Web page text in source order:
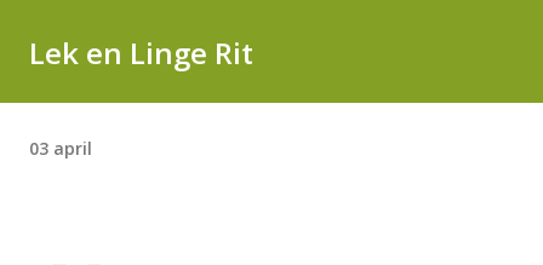
Lek en Linge Rit
03 april